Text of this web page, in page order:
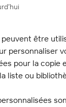
être
personnaliser
pour la copie
liste ou